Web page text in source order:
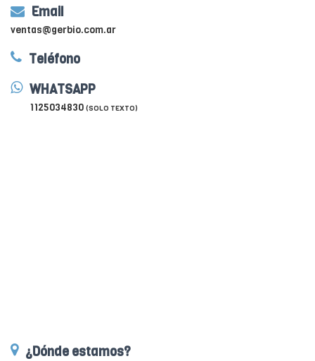
Email
ventas@gerbio.com.ar
Teléfono
WHATSAPP
1125034830 (SOLO TEXTO)
¿Dónde estamos?